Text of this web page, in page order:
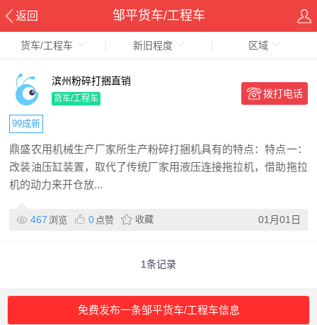
返回 邹平货车/工程车
货车/工程车 新旧程度 区域
滨州粉碎打捆直销
货车/工程车 拨打电话
99成新
鼎盛农用机械生产厂家所生产粉碎打捆机具有的特点：特点一：
改装油压缸装置，取代了传统厂家用液压连接拖拉机，借助拖拉
机的动力来开仓放...
467 浏览 0 点赞 收藏 01月01日
1条记录
免费发布一条邹平货车/工程车信息